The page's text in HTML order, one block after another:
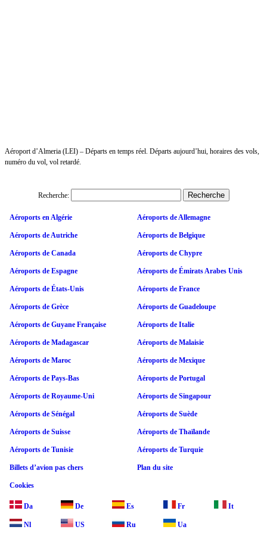
Aéroport d’Almeria (LEI) – Départs en temps réel. Départs aujourd’hui, horaires des vols,
numéro du vol, vol retardé.
Recherche:
Aéroports en Algérie Aéroports de Allemagne
Aéroports de Autriche Aéroports de Belgique
Aéroports de Canada Aéroports de Chypre
Aéroports de Espagne Aéroports de Émirats Arabes Unis
Aéroports de États-Unis Aéroports de France
Aéroports de Grèce Aéroports de Guadeloupe
Aéroports de Guyane Française Aéroports de Italie
Aéroports de Madagascar Aéroports de Malaisie
Aéroports de Maroc Aéroports de Mexique
Aéroports de Pays-Bas Aéroports de Portugal
Aéroports de Royaume-Uni Aéroports de Singapour
Aéroports de Sénégal Aéroports de Suède
Aéroports de Suisse Aéroports de Thaïlande
Aéroports de Tunisie Aéroports de Turquie
Billets d’avion pas chers Plan du site
Cookies
Da De Es Fr It
Nl US Ru Ua